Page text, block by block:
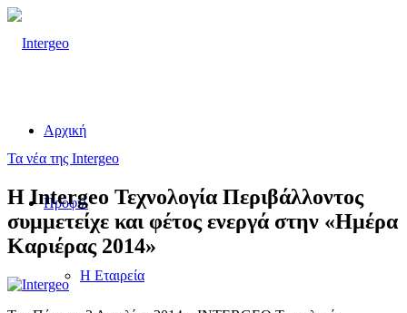
Αρχική
Προφίλ
Η Εταιρεία
Τα νέα της Intergeo
Η Intergeo Τεχνολογία Περιβάλλοντος
συμμετείχε και φέτος ενεργά στην «Ημέρα
Καριέρας 2014»